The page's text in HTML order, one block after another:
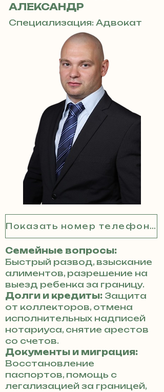
АЛЕКСАНДР
Специализация: Адвокат
Показать номер телефона
Семейные вопросы:
Быстрый развод, взыскание
алиментов, разрешение на
выезд ребенка за границу.
Долги и кредиты: Защита
от коллекторов, отмена
исполнительных надписей
нотариуса, снятие арестов
со счетов.
Документы и миграция:
Восстановление
паспортов, помощь с
легализацией за границей,